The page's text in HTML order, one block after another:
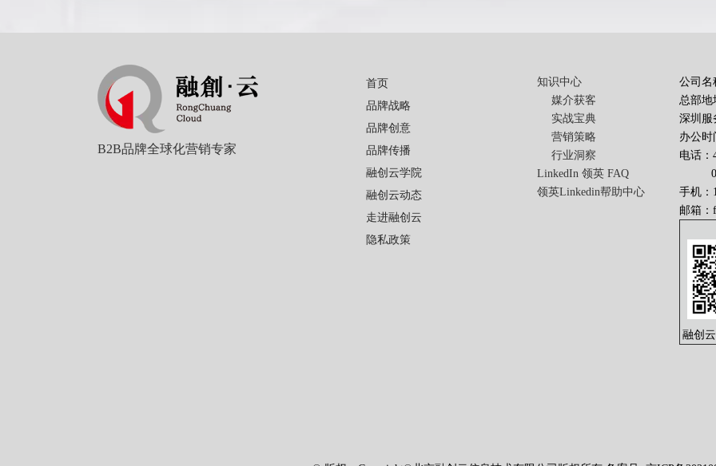
B2B品牌全球化营销专家
首页
品牌战略
品牌创意
品牌传播
融创云学院
融创云动态
走进融创云
隐私政策
知识中心
媒介获客
实战宝典
营销策略
行业洞察
LinkedIn 领英 FAQ
领英Linkedin帮助中心
公司名
总部地
深圳服
办公时
电话：
010-
手机：
邮箱：
融创